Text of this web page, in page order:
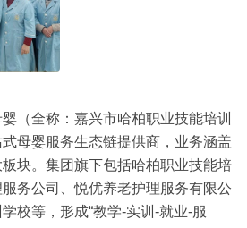
（全称：嘉兴市哈柏职业技能培训
母婴服务生态链提供商，业务涵盖
块。集团旗下包括哈柏职业技能培
务公司、悦优养老护理服务有限公
校等，形成“教学-实训-就业-服